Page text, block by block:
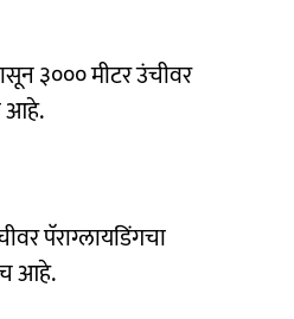
३००० मीटर उंचीवर
आहे.
पॅराग्लायडिंगचा
आहे.